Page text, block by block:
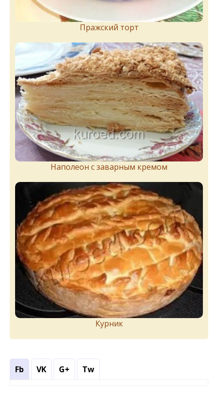
Пражский торт
Наполеон с заварным кремом
Курник
Fb VK G+ Tw